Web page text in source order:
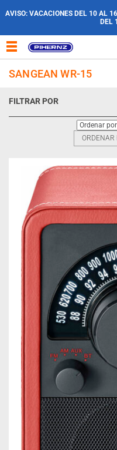
AVISO: VACACIONES DEL 10 AL
DEL
SANGEAN WR-15
FILTRAR POR
ORDENAR